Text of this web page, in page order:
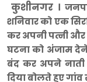
कुशीनगर ।
शनिवार को एक
कर अपनी पत्नी और
घटना को अंजाम देने
बंद कर अपने
दिया बोलते हुए